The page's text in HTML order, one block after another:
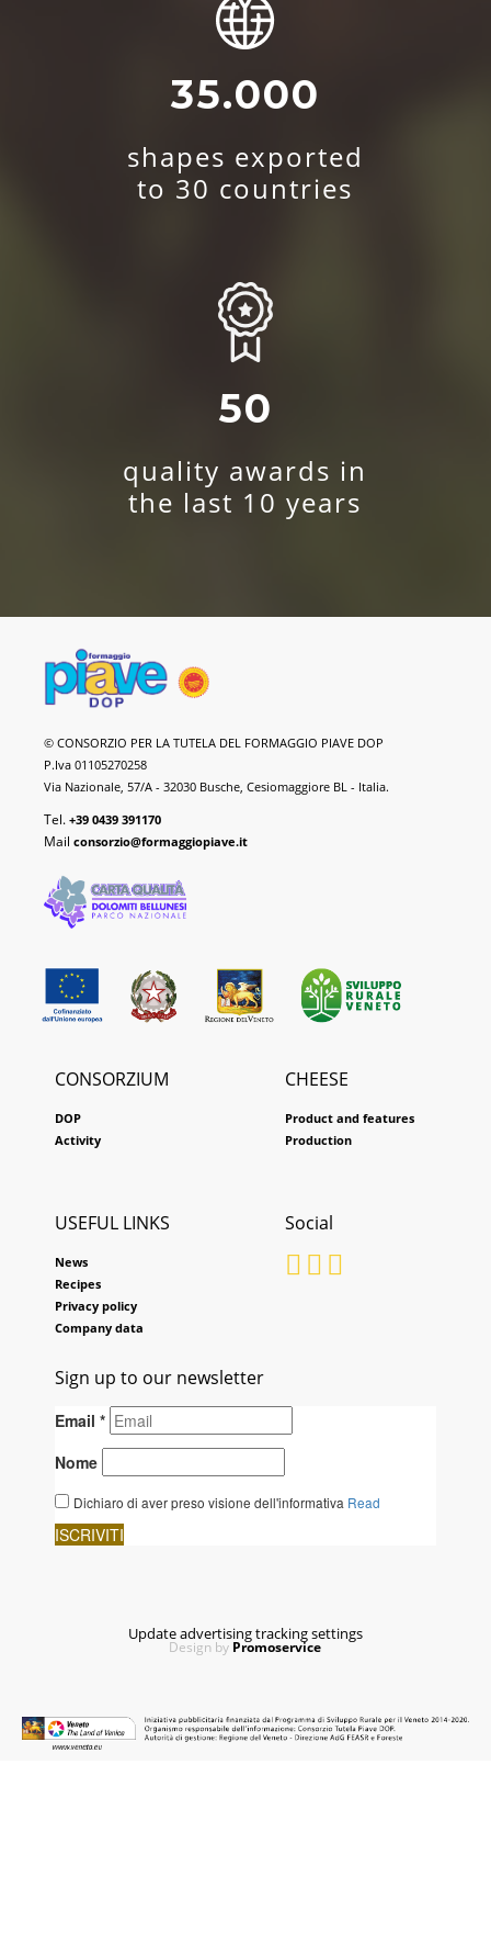
35.000
shapes exported
to 30 countries
50
quality awards in
the last 10 years
Piave
DOP
Cheese
© CONSORZIO PER LA TUTELA DEL FORMAGGIO PIAVE DOP
P.Iva 01105270258
Via Nazionale, 57/A - 32030 Busche, Cesiomaggiore BL - Italia.
Tel. +39 0439 391170
Mail consorzio@formaggiopiave.it
CONSORZIUM
DOP
Activity
CHEESE
Product and features
Production
Social
USEFUL LINKS
News
Recipes
Privacy policy
Company data
Sign up to our newsletter
Update advertising tracking settings
Design by Promoservice